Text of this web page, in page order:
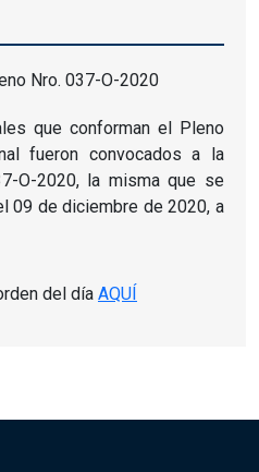
que conforman el Pleno
fueron convocados a la
O-2020, la misma que se
09 de diciembre de 2020, a
del día AQUÍ